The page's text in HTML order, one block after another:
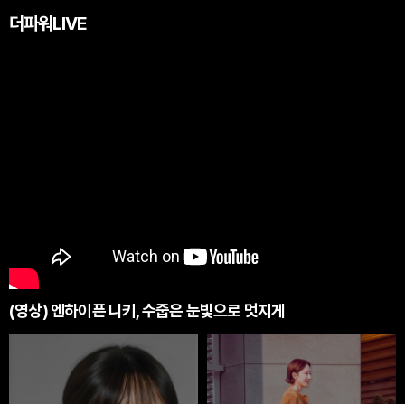
더파워LIVE
(영상) 엔하이픈 니키, 수줍은 눈빛으로 멋지게